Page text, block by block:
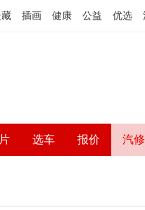
插画 健康 公益 优选
选车 报价 汽